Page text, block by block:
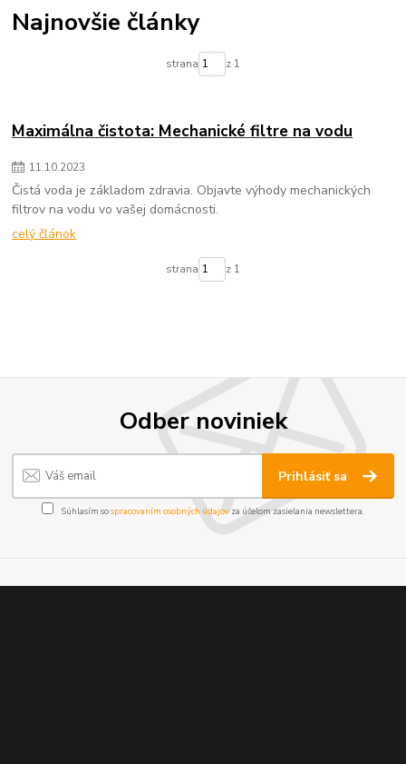
mechanické filtre pre domácnosť
údržba filtra na vodu
chutná pitná voda
zdravie a voda
Najnovšie články
strana z 1
Maximálna čistota: Mechanické filtre na vodu
11.10.2023
Čistá voda je základom zdravia. Objavte výhody mechanických
filtrov na vodu vo vašej domácnosti.
celý článok
strana z 1
Odber noviniek
Prihlásiť sa
Súhlasím sospracovaním osobných údajov za účelom zasielania newslettera.